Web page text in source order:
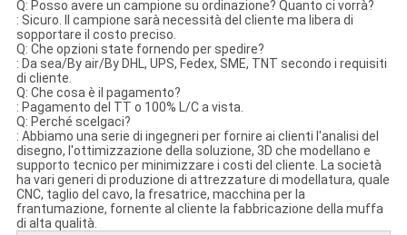
Q: Posso avere un campione su ordinazione? Quanto ci vorrà?
: Sicuro. Il campione sarà necessità del cliente ma libera di
sopportare il costo preciso.
Q: Che opzioni state fornendo per spedire?
: Da sea/By air/By DHL, UPS, Fedex, SME, TNT secondo i requisiti
di cliente.
Q: Che cosa è il pagamento?
: Pagamento del TT o 100% L/C a vista.
Q: Perché scelgaci?
: Abbiamo una serie di ingegneri per fornire ai clienti l'analisi del
disegno, l'ottimizzazione della soluzione, 3D che modellano e
supporto tecnico per minimizzare i costi del cliente. La società
ha vari generi di produzione di attrezzature di modellatura, quale
CNC, taglio del cavo, la fresatrice, macchina per la
frantumazione, fornente al cliente la fabbricazione della muffa
di alta qualità.